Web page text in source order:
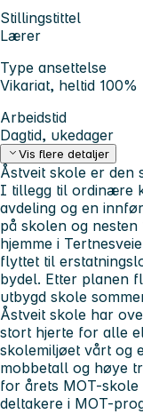
Stillingstittel
Lærer
Type ansettelse
Vikariat, heltid 100%
Arbeidstid
Dagtid, ukedager
Vis flere detaljer
Åstveit skole er den
I tillegg til ordinære
avdeling og en
på skolen og
hjemme i
flyttet til
bydel. Etter planen
utbygd skole
Åstveit skole har
stort hjerte for alle
skolemiljøet vårt og
mobbetall og høye
for årets MOT-
deltakere i MOT-